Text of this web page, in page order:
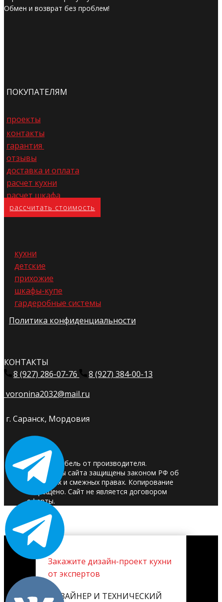
Обмен и возврат без проблем!
ПОКУПАТЕЛЯМ
проекты
контакты
гарантия
отзывы
доставка и оплата
расчет кухни
расчет шкафа
расс​читать стоимость
кухни
детские
прихожие
шкафы-купе
гардеробные системы
Политика конфиденциальности
КОНТАКТЫ
8 (927) 286-07-76
8 (927) 384-00-13
voronina2032@mail.ru
г. Саранск, Мордовия
© 2025. Мебель от производителя.
Материалы сайта защищены законом РФ об
авторских и смежных правах. Копирование
запрещено. Сайт не является договором
оферты.
Закажите дизайн-проект кухни
от экспертов
ДИЗАЙНЕР И ТЕХНИЧЕСКИЙ